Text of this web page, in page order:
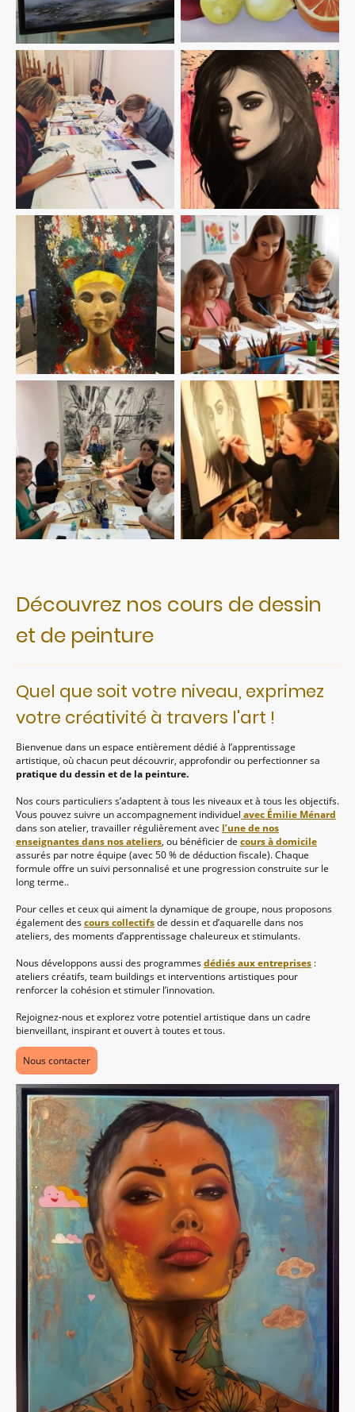
Découvrez nos cours de dessin
et de peinture
Quel que soit votre niveau, exprimez
votre créativité à travers l'art !
Bienvenue dans un espace entièrement dédié à l’apprentissage
artistique, où chacun peut découvrir, approfondir ou perfectionner sa
pratique du dessin et de la peinture.
Nos cours particuliers s’adaptent à tous les niveaux et à tous les objectifs.
Vous pouvez suivre un accompagnement individuel avec Émilie Ménard
dans son atelier, travailler régulièrement avec l’une de nos
enseignantes dans nos ateliers, ou bénéficier de cours à domicile
assurés par notre équipe (avec 50 % de déduction fiscale). Chaque
formule offre un suivi personnalisé et une progression construite sur le
long terme..
Pour celles et ceux qui aiment la dynamique de groupe, nous proposons
également descours collectifsde dessin et d’aquarelle dans nos
ateliers, des moments d’apprentissage chaleureux et stimulants.
Nous développons aussi des programmesdédiés aux entreprises :
ateliers créatifs, team buildings et interventions artistiques pour
renforcer la cohésion et stimuler l’innovation.
Rejoignez-nous et explorez votre potentiel artistique dans un cadre
bienveillant, inspirant et ouvert à toutes et tous.
Nous contacter